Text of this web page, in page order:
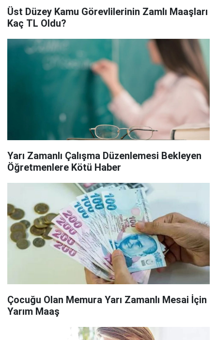
Üst Düzey Kamu Görevlilerinin Zamlı Maaşları
Kaç TL Oldu?
Yarı Zamanlı Çalışma Düzenlemesi Bekleyen
Öğretmenlere Kötü Haber
Çocuğu Olan Memura Yarı Zamanlı Mesai İçin
Yarım Maaş